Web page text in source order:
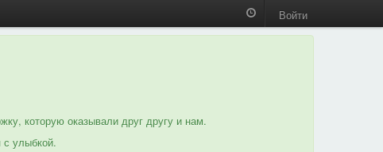
Войти
которую оказывали друг другу и нам.
улыбкой.